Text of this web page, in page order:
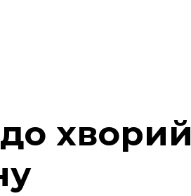
хворий